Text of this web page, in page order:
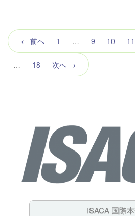
← 前へ 1 … 9 10 11
… 18 次へ →
ISACA 国際